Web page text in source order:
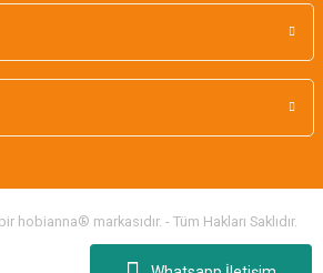
markasıdır. - Tüm Hakları Saklıdır.